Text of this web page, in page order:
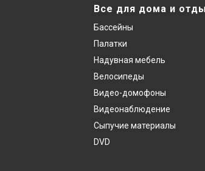
Все для дома и
Бассейны
Палатки
Надувная мебель
Велосипеды
Видео-домофоны
Видеонаблюдение
Сыпучие материалы
DVD